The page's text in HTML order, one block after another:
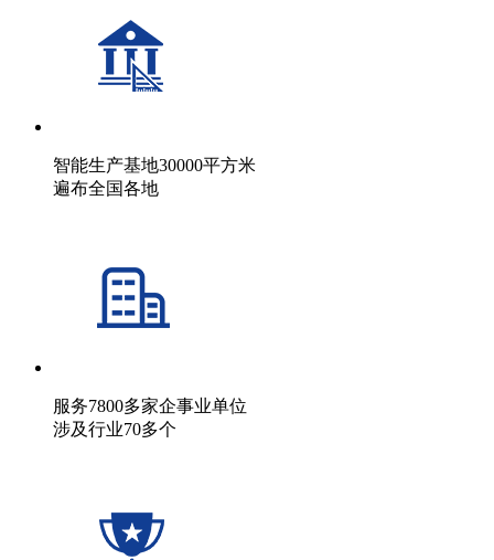
智能生产基地30000平方米
遍布全国各地
服务7800多家企事业单位
涉及行业70多个